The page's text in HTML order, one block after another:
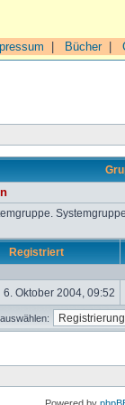
Bücher|
Registriert
6. Oktober 2004, 09:52